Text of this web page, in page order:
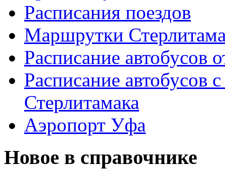
Расписания поездов
Маршрутки
Расписание автобусов
Расписание автобусов
Стерлитамака
Аэропорт Уфа
Новое в справочнике